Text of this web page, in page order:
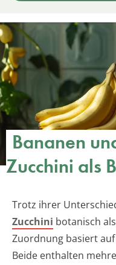
Bananen
Zucchini als
Trotz ihrer
Zucchini botanisch
Zuordnung basiert
Beide enthalten